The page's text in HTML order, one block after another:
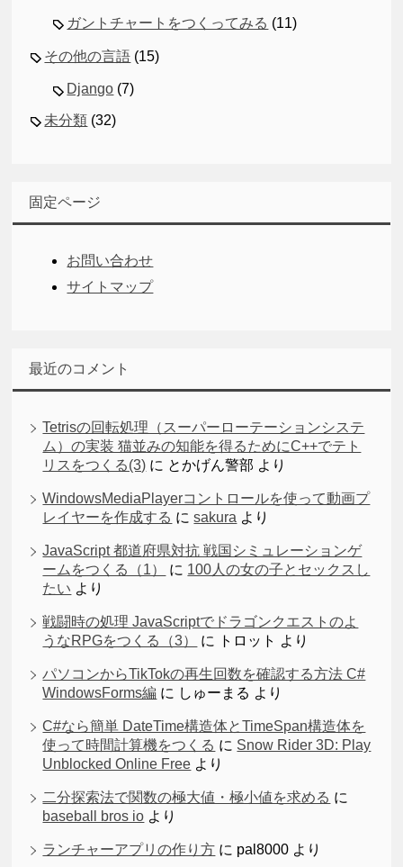
ガントチャートをつくってみる (11)
その他の言語 (15)
Django (7)
未分類 (32)
固定ページ
お問い合わせ
サイトマップ
最近のコメント
Tetrisの回転処理（スーパーローテーションシステ
ム）の実装 猫並みの知能を得るためにC++でテト
リスをつくる(3) に とかげん警部 より
WindowsMediaPlayerコントロールを使って動画プ
レイヤーを作成する にsakura より
JavaScript 都道府県対抗 戦国シミュレーションゲ
ームをつくる（1）
に 100人の女の子とセックスし
たい より
戦闘時の処理 JavaScriptでドラゴンクエストのよ
うなRPGをつくる（3）
に トロット より
パソコンからTikTokの再生回数を確認する方法 C#
WindowsForms編 に しゅーまる より
C#なら簡単 DateTime構造体とTimeSpan構造体を
使って時間計算機をつくる に Snow Rider 3D: Play
Unblocked Online Free より
二分探索法で関数の極大値・極小値を求める に
baseball bros io より
ランチャーアプリの作り方 に pal8000 より